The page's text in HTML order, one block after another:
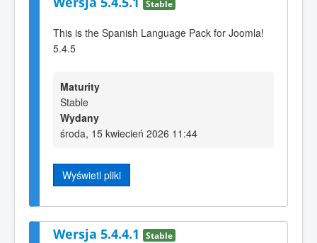
Stable
This is the Spanish Language Pack for Joomla!
5.4.5
Maturity
Stable
Wydany
środa, 15 kwiecień 2026 11:44
Wyświetl pliki
Wersja 5.4.4.1 Stable